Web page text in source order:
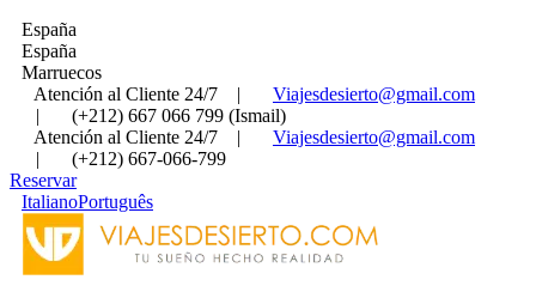
España
España
Marruecos
Atención al Cliente 24/7
|
Viajesdesierto@gmail.com
|
(+212) 667 066 799 (Ismail)
Atención al Cliente 24/7
|
Viajesdesierto@gmail.com
|
(+212) 667-066-799
Reservar
ItalianoPortuguês